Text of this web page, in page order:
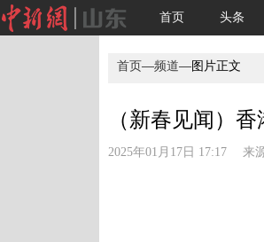
首页 头条
首页—频道—图片正文
（新春见闻）
2025年01月17日 17:17 来